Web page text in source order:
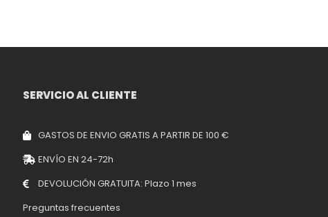
SERVICIO AL CLIENTE
GASTOS DE ENVIO GRATIS A PARTIR DE 100 €
ENVÍO EN 24-72h
DEVOLUCIÓN GRATUITA: Plazo 1 mes
Preguntas frecuentes